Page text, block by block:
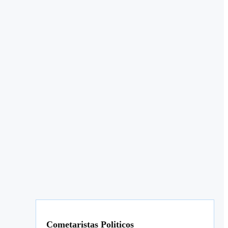
Cometaristas Politicos